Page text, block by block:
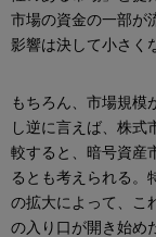
市場の資金の一部が
影響は決して小さく
もちろん、市場規模
し逆に言えば、株式
較すると、暗号資産
るとも考えられる。
の拡大によって、こ
の入り口が開き始め